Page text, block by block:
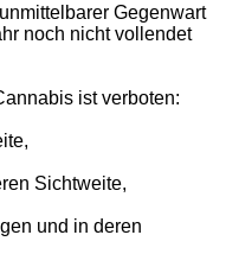
und Jugendschutz,
Gegenwart
noch nicht vollendet
ist verboten:
Sichtweite,
und in deren